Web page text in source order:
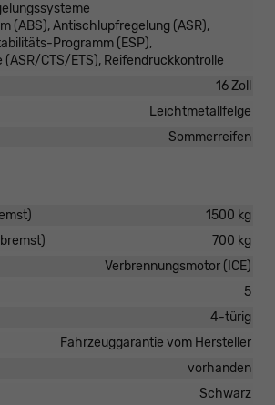
(ABS), Antischlupfregelung (ASR),
Programm (ESP),
(ASR/CTS/ETS), Reifendruckkontrolle
16 Zoll
Leichtmetallfelge
Sommerreifen
1500 kg
700 kg
Verbrennungsmotor (ICE)
5
4-türig
Fahrzeuggarantie vom Hersteller
vorhanden
Schwarz